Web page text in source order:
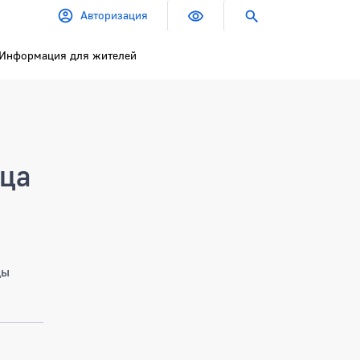
Авторизация
Информация для жителей